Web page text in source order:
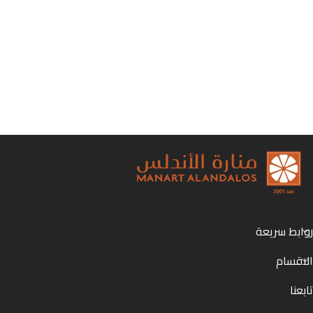
روابط سريعة
الاقسام
تابعنا